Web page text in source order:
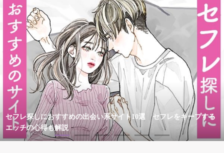
セフレ探しにおすすめの出会い系サイト10選 セフレをキープする
エッチの心得も解説